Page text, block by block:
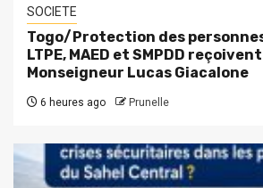
SOCIETE
Togo/Protection des
LTPE, MAED et SMPDD
Monseigneur Lucas Giacalone
6 heures ago Prunelle